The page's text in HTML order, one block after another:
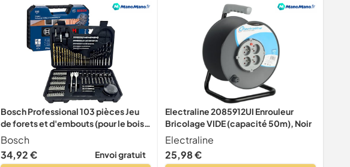
Bosch Professional 103 pièces Jeu
de forets et d'embouts (pour le bois,
la pierre et le métal, accessoires
outils de perçage et de vissage)
Bosch
34,92 €
Envoi gratuit
Electraline 2085912UI Enrouleur
Bricolage VIDE (capacité 50m), Noir
Electraline
25,98 €